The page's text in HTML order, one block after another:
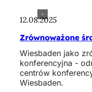
12.08.2025
Zrównoważone
Wiesbaden jako
konferencyjna -
centrów
Wiesbaden.